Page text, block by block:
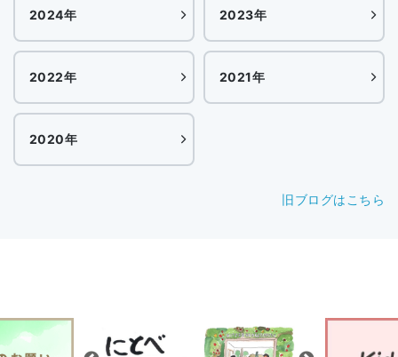
2024年 2023年
2022年 2021年
2020年
旧ブログはこちら